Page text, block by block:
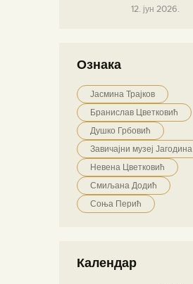
12. јун 2026.
Ознака
Јасмина Трајков
Бранислав Цветковић
Душко Грбовић
Завичајни музеј Јагодина
Невена Цветковић
Смиљана Додић
Соња Перић
Календар